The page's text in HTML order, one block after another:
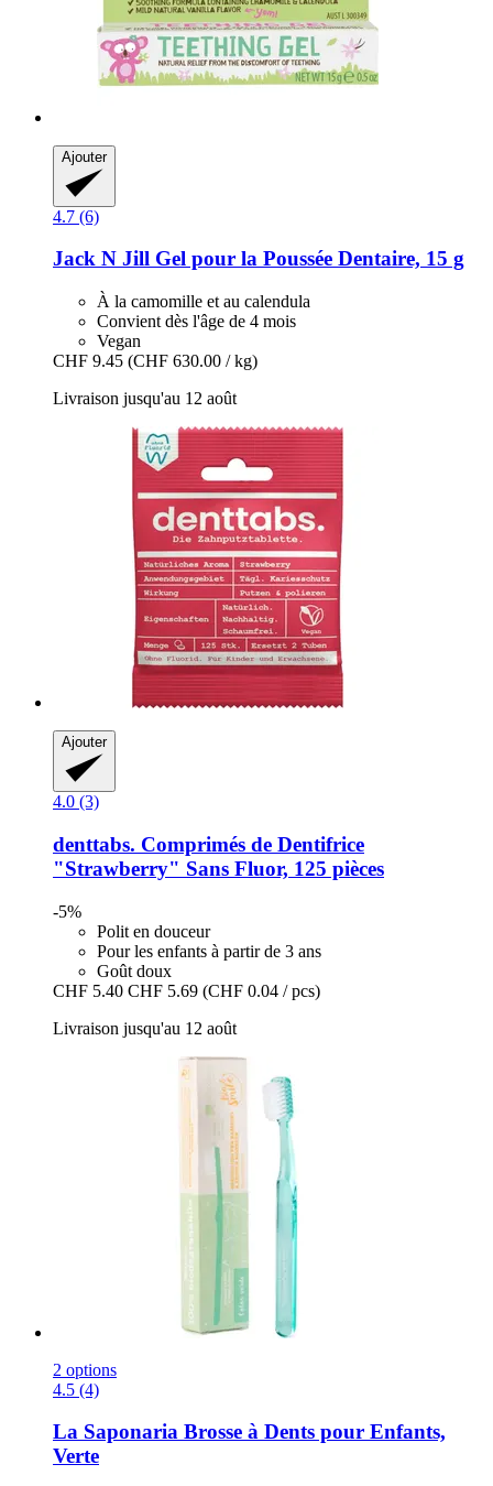
Ajouter
4.7 (6)
Jack N Jill Gel pour la Poussée Dentaire, 15 g
À la camomille et au calendula
Convient dès l'âge de 4 mois
Vegan
CHF 9.45 (CHF 630.00 / kg)
Livraison jusqu'au 12 août
Ajouter
4.0 (3)
denttabs. Comprimés de Dentifrice
"Strawberry" Sans Fluor, 125 pièces
-5%
Polit en douceur
Pour les enfants à partir de 3 ans
Goût doux
CHF 5.40 CHF 5.69 (CHF 0.04 / pcs)
Livraison jusqu'au 12 août
2 options
4.5 (4)
La Saponaria Brosse à Dents pour Enfants,
Verte